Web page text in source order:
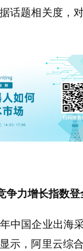
话题相关度，
争力增长指数
中国企业出海
示，阿里云综